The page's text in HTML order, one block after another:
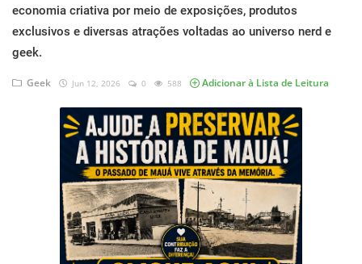
Musica
Fotos
Contribua
História da Família
economia criativa por meio de exposições, produtos
exclusivos e diversas atrações voltadas ao universo nerd e
geek.
Geek Jun 12, 2026 0 588 Adicionar à Lista de Leitura